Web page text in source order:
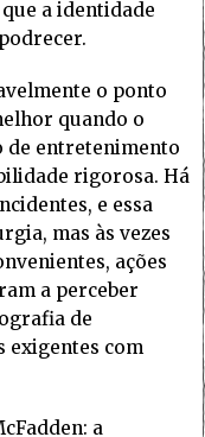
a identidade
o ponto
quando o
de entretenimento
rigorosa. Há
e essa
mas às vezes
ações
a perceber
de
exigentes com
a